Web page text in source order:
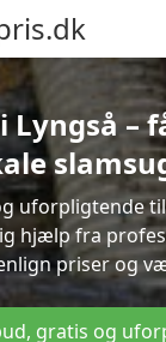
Lyngså –
uforpligtende
hjælp fra
priser og
gratis og